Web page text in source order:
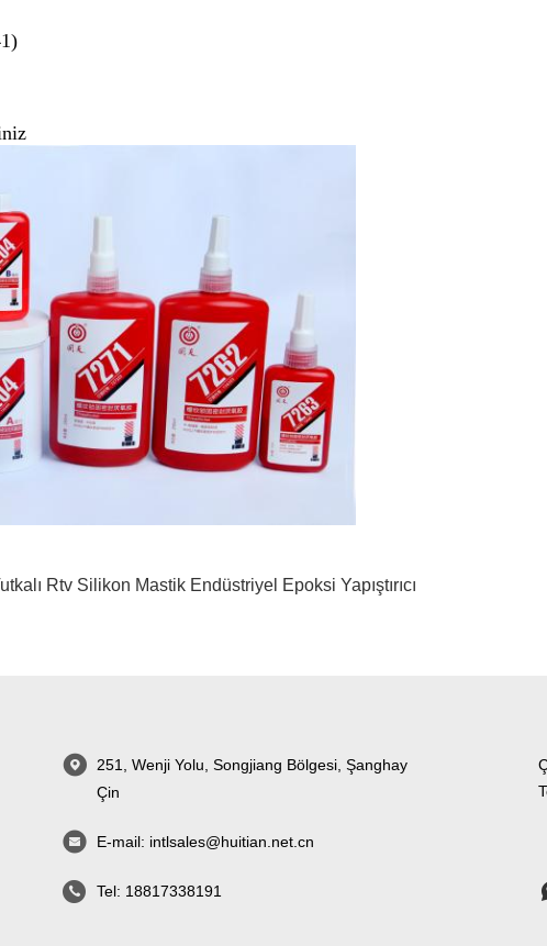
Rtv Silikon Mastik Endüstriyel Epoksi Yapıştırıcı
251, Wenji Yolu, Songjiang Bölgesi, Şanghay
Çin
E-mail: intlsales@huitian.net.cn
Tel: 18817338191